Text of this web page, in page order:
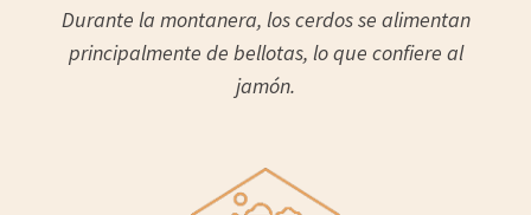
Durante la montanera, los cerdos se alimentan
principalmente de bellotas, lo que confiere al
jamón.